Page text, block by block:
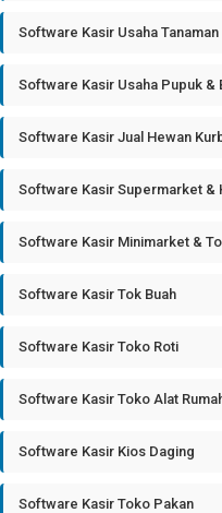
Software Kasir Usaha Tanaman
Software Kasir Usaha Pupuk &
Software Kasir Jual Hewan
Software Kasir Supermarket &
Software Kasir Minimarket &
Software Kasir Tok Buah
Software Kasir Toko Roti
Software Kasir Toko Alat
Software Kasir Kios Daging
Software Kasir Toko Pakan